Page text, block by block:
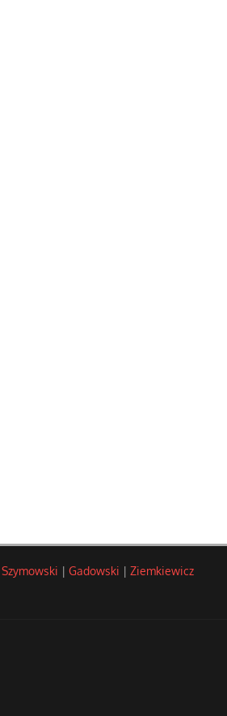
Szymowski | Gadowski | Ziemkiewicz